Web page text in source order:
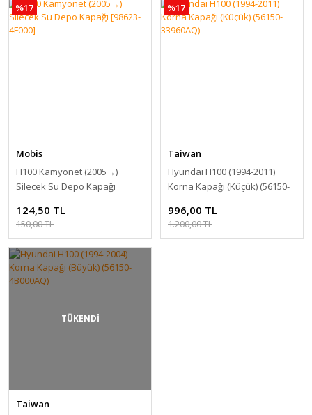
%17
Mobis
H100 Kamyonet (2005 →)
Silecek Su Depo Kapağı
124,50 TL
150,00 TL
%17
Taiwan
Hyundai H100 (1994-2011)
Korna Kapağı (Küçük) (56150-
996,00 TL
1.200,00 TL
TÜKENDİ
Taiwan